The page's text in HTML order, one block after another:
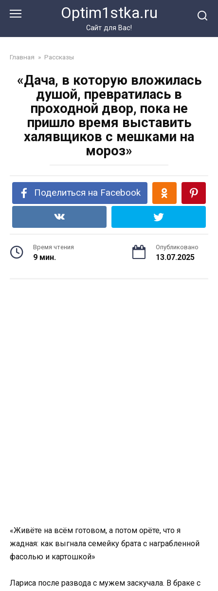
Optim1stka.ru
Сайт для Вас!
Главная » Рассказы
«Дача, в которую вложилась
душой, превратилась в
проходной двор, пока не
пришло время выставить
халявщиков с мешками на
мороз»
Поделиться на Facebook
Время чтения
9 мин.
Опубликовано
13.07.2025
«Живёте на всём готовом, а потом орёте, что я
жадная: как выгнала семейку брата с награбленной
фасолью и картошкой»
Лариса после развода с мужем заскучала. В браке с